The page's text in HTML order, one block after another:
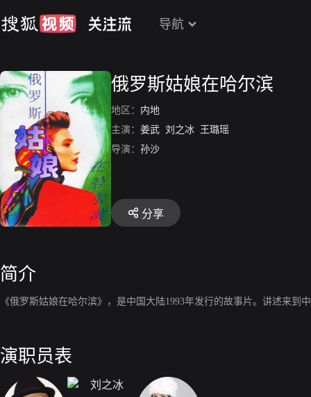
导航
俄罗斯姑娘在哈尔滨
地区： 内地
主演： 姜武 刘之冰
王璐瑶
导演： 孙沙
分享
简介
《俄罗斯姑娘在哈尔滨》，是中国大陆1993年发行的故事片。讲述来
演职员表